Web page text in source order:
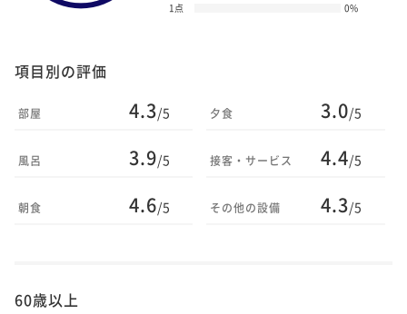
1点
0%
項目別の評価
部屋 4.3/5
風呂 3.9/5
朝食 4.6/5
夕食 3.0/5
接客・サービス 4.4/5
その他の設備 4.3/5
60歳以上